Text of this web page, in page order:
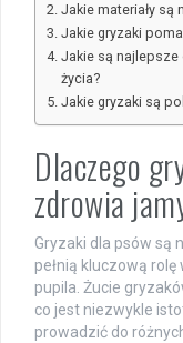
Jakie materiały
Jakie gryzaki
Jakie są najlepsze
życia?
Jakie gryzaki są
Dlaczego
zdrowia
Gryzaki dla psów są
pełnią kluczową
pupila. Żucie
co jest niezwykle
prowadzić do